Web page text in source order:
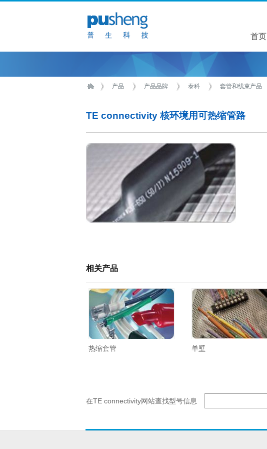
首页
产品 产品品牌 泰科 套管和线束产品
TE connectivity 核环境用可热缩管路
相关产品
热缩套管 单壁
在TE connectivity网站查找型号信息